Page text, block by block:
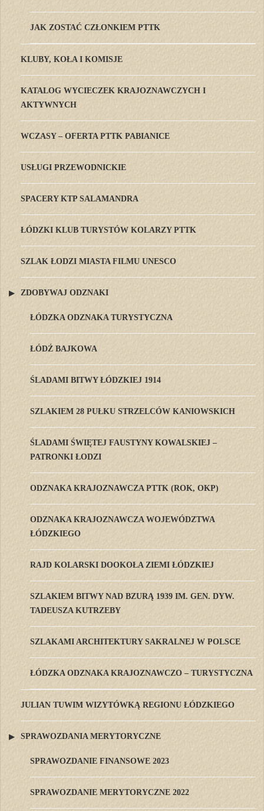
JAK ZOSTAĆ CZŁONKIEM PTTK
KLUBY, KOŁA I KOMISJE
KATALOG WYCIECZEK KRAJOZNAWCZYCH I
AKTYWNYCH
WCZASY – OFERTA PTTK PABIANICE
USŁUGI PRZEWODNICKIE
SPACERY KTP SALAMANDRA
ŁÓDZKI KLUB TURYSTÓW KOLARZY PTTK
SZLAK ŁODZI MIASTA FILMU UNESCO
ZDOBYWAJ ODZNAKI
ŁÓDZKA ODZNAKA TURYSTYCZNA
ŁÓDŹ BAJKOWA
ŚLADAMI BITWY ŁÓDZKIEJ 1914
SZLAKIEM 28 PUŁKU STRZELCÓW KANIOWSKICH
ŚLADAMI ŚWIĘTEJ FAUSTYNY KOWALSKIEJ –
PATRONKI ŁODZI
ODZNAKA KRAJOZNAWCZA PTTK (ROK, OKP)
ODZNAKA KRAJOZNAWCZA WOJEWÓDZTWA
ŁÓDZKIEGO
RAJD KOLARSKI DOOKOŁA ZIEMI ŁÓDZKIEJ
SZLAKIEM BITWY NAD BZURĄ 1939 IM. GEN. DYW.
TADEUSZA KUTRZEBY
SZLAKAMI ARCHITEKTURY SAKRALNEJ W POLSCE
ŁÓDZKA ODZNAKA KRAJOZNAWCZO – TURYSTYCZNA
JULIAN TUWIM WIZYTÓWKĄ REGIONU ŁÓDZKIEGO
SPRAWOZDANIA MERYTORYCZNE
SPRAWOZDANIE FINANSOWE 2023
SPRAWOZDANIE MERYTORYCZNE 2022